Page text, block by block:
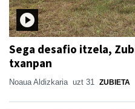
Sega desafio itzela,
txanpan
Noaua Aldizkaria uzt 31 ZUBIETA